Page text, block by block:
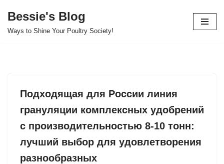
Skip
Bessie's Blog
Ways to Shine Your Poultry Society!
Подходящая для России линия
грануляции комплексных удобрений
с производительностью 8-10 тонн:
лучший выбор для удовлетворения
разнообразных